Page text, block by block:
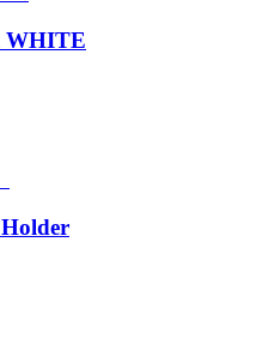
WHITE